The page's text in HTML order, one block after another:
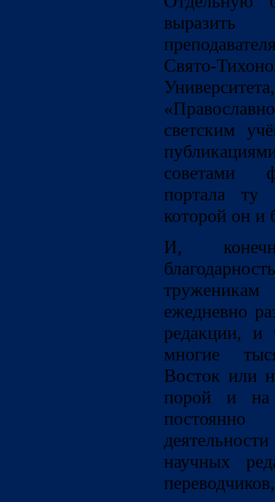
Свято-
светским
советами
портала ту
которой он и
И,
ежедневно
редакции, и
многие
Восток или
порой и на
научных